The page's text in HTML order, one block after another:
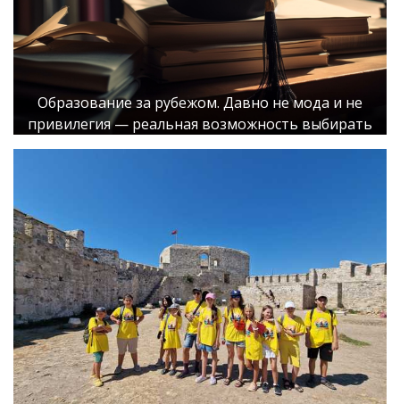
Образование за рубежом. Давно не мода и не
привилегия — реальная возможность выбирать